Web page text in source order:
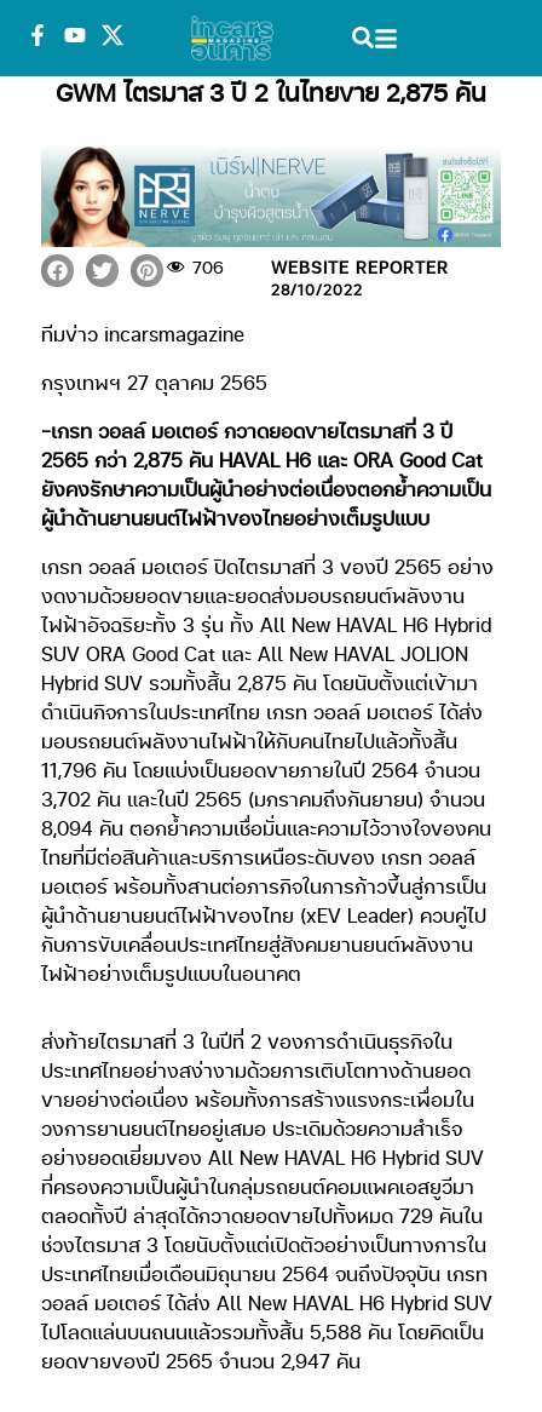
GWM ไตรมาส 3 ปี 2 ในไทยขาย 2,875 คัน
WEBSITE REPORTER
28/10/2022
706
ทีมข่าว incarsmagazine
กรุงเทพฯ 27 ตุลาคม 2565
-เกรท วอลล์ มอเตอร์ กวาดยอดขายไตรมาสที่ 3 ปี
2565 กว่า 2,875 คัน HAVAL H6 และ ORA Good Cat
ยังคงรักษาความเป็นผู้นำอย่างต่อเนื่องตอกย้ำความเป็น
ผู้นำด้านยานยนต์ไฟฟ้าของไทยอย่างเต็มรูปแบบ
เกรท วอลล์ มอเตอร์ ปิดไตรมาสที่ 3 ของปี 2565 อย่าง
งดงามด้วยยอดขายและยอดส่งมอบรถยนต์พลังงาน
ไฟฟ้าอัจฉริยะทั้ง 3 รุ่น ทั้ง All New HAVAL H6 Hybrid
SUV ORA Good Cat และ All New HAVAL JOLION
Hybrid SUV รวมทั้งสิ้น 2,875 คัน โดยนับตั้งแต่เข้ามา
ดำเนินกิจการในประเทศไทย เกรท วอลล์ มอเตอร์ ได้ส่ง
มอบรถยนต์พลังงานไฟฟ้าให้กับคนไทยไปแล้วทั้งสิ้น
11,796 คัน โดยแบ่งเป็นยอดขายภายในปี 2564 จำนวน
3,702 คัน และในปี 2565 (มกราคมถึงกันยายน) จำนวน
8,094 คัน ตอกย้ำความเชื่อมั่นและความไว้วางใจของคน
ไทยที่มีต่อสินค้าและบริการเหนือระดับของ เกรท วอลล์
มอเตอร์ พร้อมทั้งสานต่อภารกิจในการก้าวขึ้นสู่การเป็น
ผู้นำด้านยานยนต์ไฟฟ้าของไทย (xEV Leader) ควบคู่ไป
กับการขับเคลื่อนประเทศไทยสู่สังคมยานยนต์พลังงาน
ไฟฟ้าอย่างเต็มรูปแบบในอนาคต
ส่งท้ายไตรมาสที่ 3 ในปีที่ 2 ของการดำเนินธุรกิจใน
ประเทศไทยอย่างสง่างามด้วยการเติบโตทางด้านยอด
ขายอย่างต่อเนื่อง พร้อมทั้งการสร้างแรงกระเพื่อมใน
วงการยานยนต์ไทยอยู่เสมอ ประเดิมด้วยความสำเร็จ
อย่างยอดเยี่ยมของ All New HAVAL H6 Hybrid SUV
ที่ครองความเป็นผู้นำในกลุ่มรถยนต์คอมแพคเอสยูวีมา
ตลอดทั้งปี ล่าสุดได้กวาดยอดขายไปทั้งหมด 729 คันใน
ช่วงไตรมาส 3 โดยนับตั้งแต่เปิดตัวอย่างเป็นทางการใน
ประเทศไทยเมื่อเดือนมิถุนายน 2564 จนถึงปัจจุบัน เกรท
วอลล์ มอเตอร์ ได้ส่ง All New HAVAL H6 Hybrid SUV
ไปโลดแล่นบนถนนแล้วรวมทั้งสิ้น 5,588 คัน โดยคิดเป็น
ยอดขายของปี 2565 จำนวน 2,947 คัน